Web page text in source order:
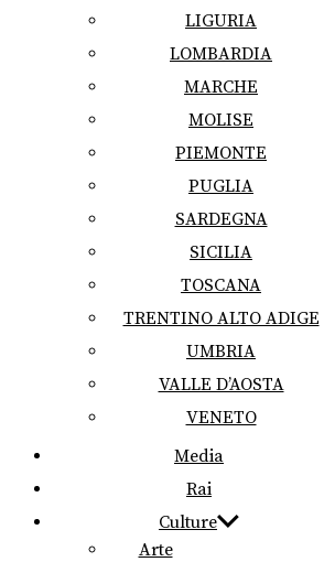
LIGURIA
LOMBARDIA
MARCHE
MOLISE
PIEMONTE
PUGLIA
SARDEGNA
SICILIA
TOSCANA
TRENTINO ALTO ADIGE
UMBRIA
VALLE D’AOSTA
VENETO
Media
Rai
Culture
Arte